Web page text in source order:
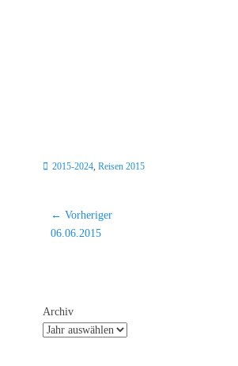
Kategorien
2015-2024, Reisen 2015
Beitragsnavigation
← Vorheriger
Vorheriger
06.06.2015
Archiv